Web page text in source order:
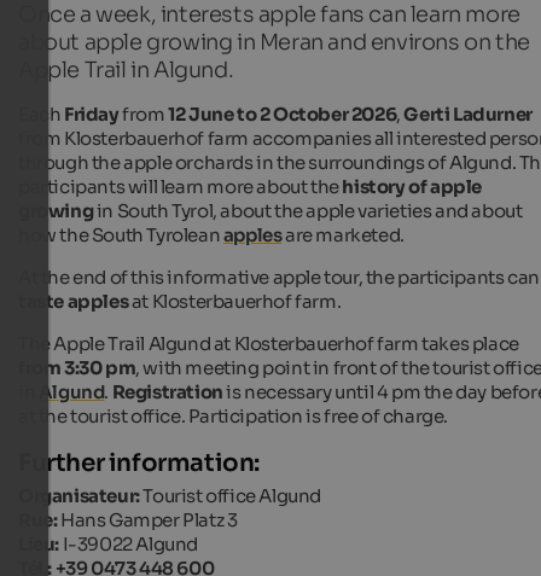
Once a week, interests apple fans can learn more
about apple growing in Meran and environs on the
Apple Trail in Algund.
Each Fridayfrom12 June to 2 October 2026,Gerti Ladurner
from Klosterbauerhof farm accompanies all interested
through the apple orchards in the surroundings of Algund.
participants will learn more about thehistory of apple
growingin South Tyrol, about the apple varieties and about
how the South Tyroleanapplesare marketed.
At the end of this informative apple tour, the participants can
taste applesat Klosterbauerhof farm.
The Apple Trail Algund at Klosterbauerhof farm takes place
from 3:30 pm, with meeting point in front of the tourist
Algund. Registrationis necessary until 4 pm the day
at the tourist office. Participation is free of charge.
Further information:
Organisateur:Tourist office Algund
Rue:Hans Gamper Platz 3
Lieu: I-39022 Algund
Tél.: +39 0473 448 600